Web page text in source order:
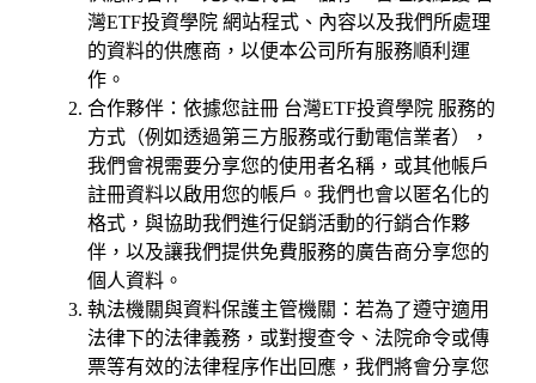
灣ETF投資學院 網站程式、內容以及我們所處理
的資料的供應商，以便本公司所有服務順利運
作。
合作夥伴：依據您註冊 台灣ETF投資學院 服務的
方式（例如透過第三方服務或行動電信業者），
我們會視需要分享您的使用者名稱，或其他帳戶
註冊資料以啟用您的帳戶。我們也會以匿名化的
格式，與協助我們進行促銷活動的行銷合作夥
伴，以及讓我們提供免費服務的廣告商分享您的
個人資料。
執法機關與資料保護主管機關：若為了遵守適用
法律下的法律義務，或對搜查令、法院命令或傳
票等有效的法律程序作出回應，我們將會分享您